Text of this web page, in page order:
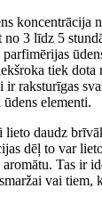
koncentrācija
no 3 līdz 5
parfimērijas
tiek dota
ir raksturīgas
elementi.
lieto daudz
dēļ to var
Tas ir
vai tiem,